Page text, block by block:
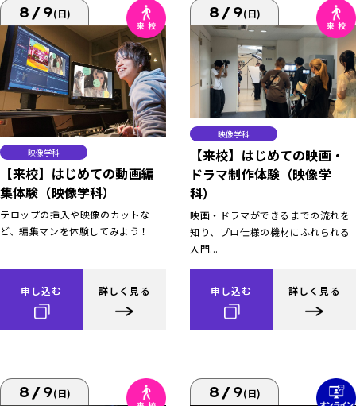
8/9(日)
映像学科
【来校】はじめての動画編
集体験（映像学科）
テロップの挿入や映像のカットな
ど、編集マンを体験してみよう！
申し込む 詳しく見る
8/9(日)
映像学科
【来校】はじめての映画・
ドラマ制作体験（映像学
科）
映画・ドラマができるまでの流れを
知り、プロ仕様の機材にふれられる
入門...
申し込む 詳しく見る
8/9(日) 8/9(日)